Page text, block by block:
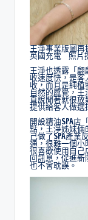
王淨事業版圖再
英國充電 照片
王淨也透露「
收速度快，是
收，而且是純
自然的感覺，
直說聞著就很放
提供給客人做選
開設精油SPA店
點，王淨姊妹倆
己做了SPA產業
通，很難一個小
很喜歡使用自己
回訊息，促進
也不會耽誤。